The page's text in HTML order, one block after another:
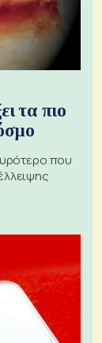
τα πιο
που